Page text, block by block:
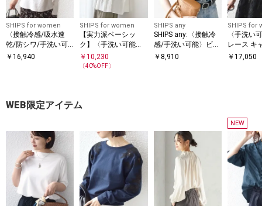
SHIPS for women
〈接触冷感/吸水速
乾/防シワ/手洗い可
能〉ツイル TEE ブラ
￥ 16,940
SHIPS for women
【実力派ベーシッ
ク】〈手洗い可能〉
シルク混 シアー 2WA
Y ノースリーブ ブラ
￥10,230
〔40%OFF〕
SHIPS any
SHIPS any:〈接触冷
感/手洗い可能〉ビジ
ュー ヘンリーネック
￥ 8,910
SHIPS for
〈手洗い
レース キ
￥17,050
WEB限定アイテム
NEW